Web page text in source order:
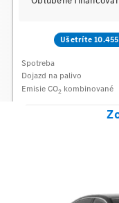
Ušetríte
Spotreba
Dojazd na palivo
Emisie CO2 kombinované